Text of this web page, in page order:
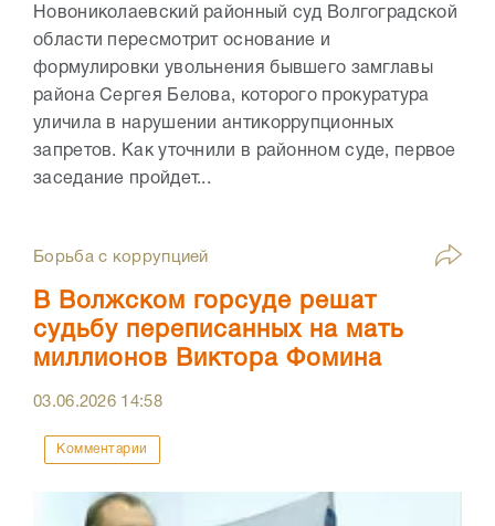
Новониколаевский районный суд Волгоградской
области пересмотрит основание и
формулировки увольнения бывшего замглавы
района Сергея Белова, которого прокуратура
уличила в нарушении антикоррупционных
запретов. Как уточнили в районном суде, первое
заседание пройдет...
Борьба с коррупцией
В Волжском горсуде решат
судьбу переписанных на мать
миллионов Виктора Фомина
03.06.2026 14:58
Комментарии